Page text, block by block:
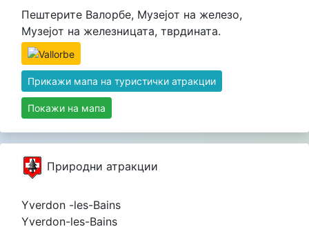
Пештерите Валорбе, Музејот на железо,
Музејот на железницата, тврдината.
Прикажи мапа на туристички атракции
Покажи на мапа
Природни атракции
Yverdon -les-Bains
Yverdon-les-Bains